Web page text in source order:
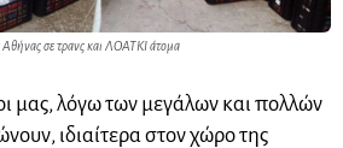
σε τρανς και ΛΟΑΤΚΙ άτομα
μας, λόγω των μεγάλων και πολλών
ιδιαίτερα στον χώρο της